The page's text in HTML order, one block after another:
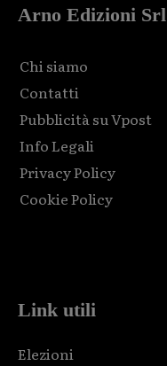
Arno Edizioni Srl
Chi siamo
Contatti
Pubblicità su Vpost
Info Legali
Privacy Policy
Cookie Policy
Link utili
Elezioni